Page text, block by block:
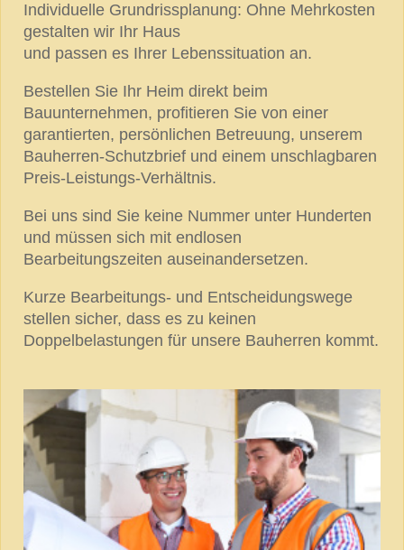
Individuelle Grundrissplanung: Ohne Mehrkosten
gestalten wir Ihr Haus
und passen es Ihrer Lebenssituation an.
Bestellen Sie Ihr Heim direkt beim
Bauunternehmen, profitieren Sie von einer
garantierten, persönlichen Betreuung, unserem
Bauherren-Schutzbrief und einem unschlagbaren
Preis-Leistungs-Verhältnis.
Bei uns sind Sie keine Nummer unter Hunderten
und müssen sich mit endlosen
Bearbeitungszeiten auseinandersetzen.
Kurze Bearbeitungs- und Entscheidungswege
stellen sicher, dass es zu keinen
Doppelbelastungen für unsere Bauherren kommt.